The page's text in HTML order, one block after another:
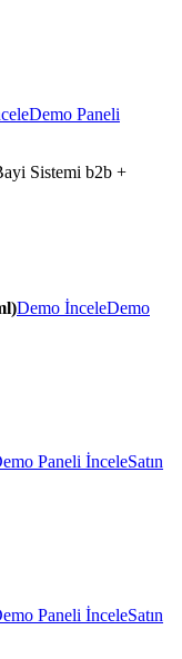
Demo Paneli
Demo İnceleDemo
Paneli İnceleSatın
Paneli İnceleSatın